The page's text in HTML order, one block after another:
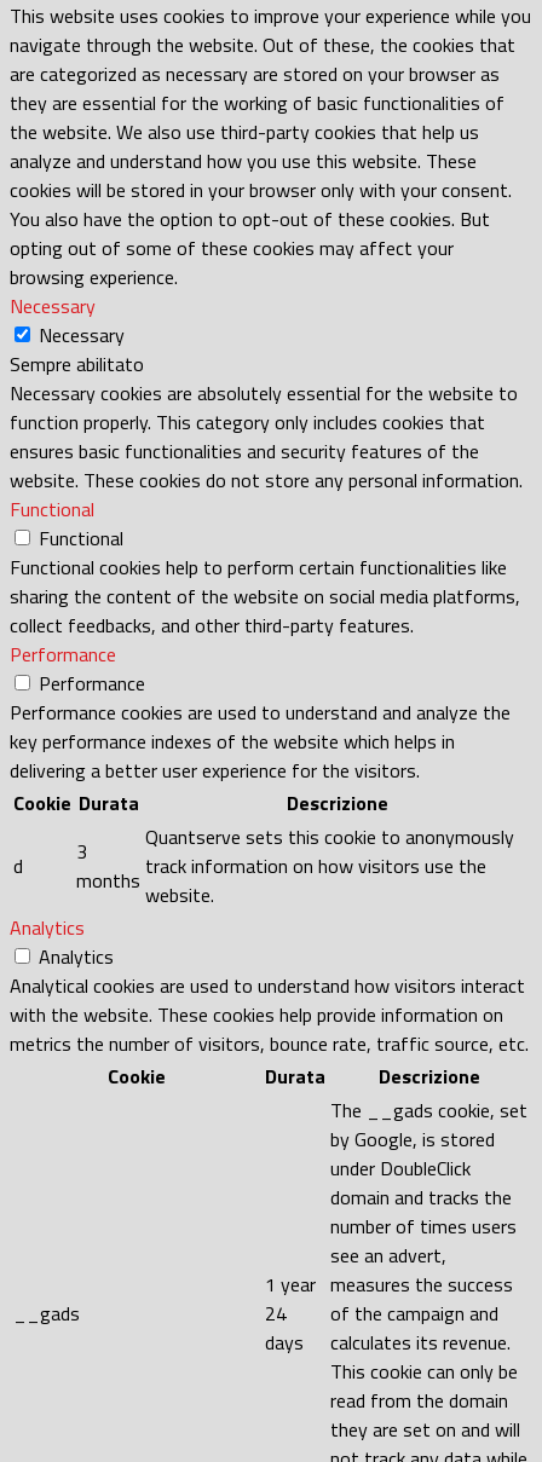
This website uses cookies to improve your experience while you
navigate through the website. Out of these, the cookies that
are categorized as necessary are stored on your browser as
they are essential for the working of basic functionalities of
the website. We also use third-party cookies that help us
analyze and understand how you use this website. These
cookies will be stored in your browser only with your consent.
You also have the option to opt-out of these cookies. But
opting out of some of these cookies may affect your
browsing experience.
Necessary
Necessary
Sempre abilitato
Necessary cookies are absolutely essential for the website to
function properly. This category only includes cookies that
ensures basic functionalities and security features of the
website. These cookies do not store any personal information.
Functional
Functional
Functional cookies help to perform certain functionalities like
sharing the content of the website on social media platforms,
collect feedbacks, and other third-party features.
Performance
Performance
Performance cookies are used to understand and analyze the
key performance indexes of the website which helps in
delivering a better user experience for the visitors.
Cookie Durata Descrizione
d
3
months
Quantserve sets this cookie to anonymously
track information on how visitors use the
website.
Analytics
Analytics
Analytical cookies are used to understand how visitors interact
with the website. These cookies help provide information on
metrics the number of visitors, bounce rate, traffic source, etc.
Cookie
Durata Descrizione
__gads
1 year
24
days
The __gads cookie, set
by Google, is stored
under DoubleClick
domain and tracks the
number of times users
see an advert,
measures the success
of the campaign and
calculates its revenue.
This cookie can only be
read from the domain
they are set on and will